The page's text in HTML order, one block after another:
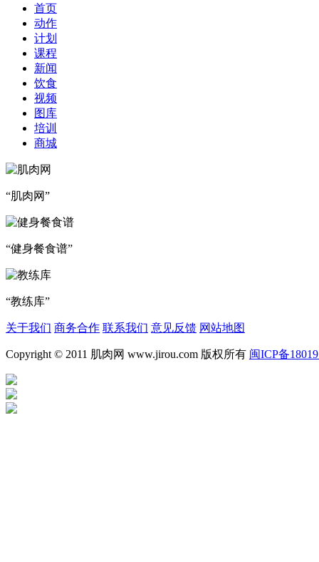
首页
动作
计划
课程
新闻
饮食
视频
图库
培训
商城
“肌肉网”
“健身餐食谱”
“教练库”
关于我们 商务合作 联系我们 意见反馈 网站地图
Copyright © 2011 肌肉网 www.jirou.com 版权所有 闽ICP备